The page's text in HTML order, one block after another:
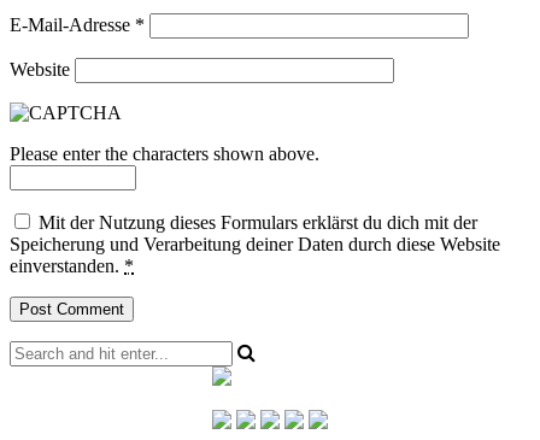
E-Mail-Adresse *
Website
Please enter the characters shown above.
Mit der Nutzung dieses Formulars erklärst du dich mit der
Speicherung und Verarbeitung deiner Daten durch diese Website
einverstanden. *